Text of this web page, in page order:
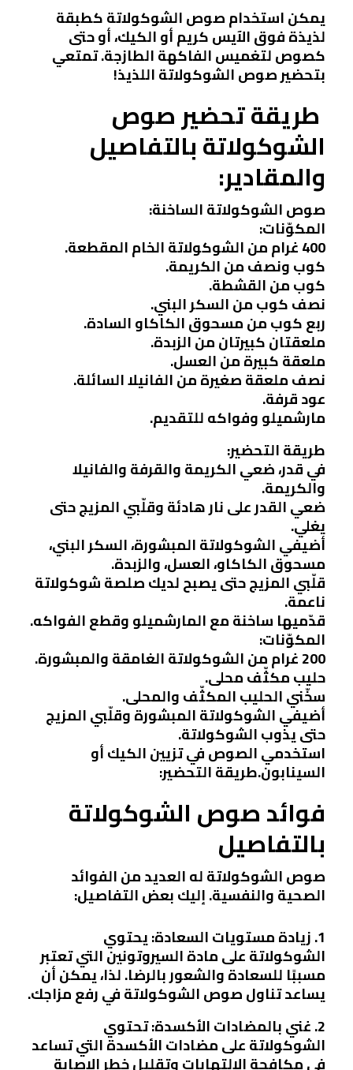
يمكن استخدام صوص الشوكولاتة كطبقة
لذيذة فوق الآيس كريم أو الكيك، أو حتى
كصوص لتغميس الفاكهة الطازجة. تمتعي
بتحضير صوص الشوكولاتة اللذيذ!
طريقة تحضير صوص
الشوكولاتة بالتفاصيل
والمقادير:
صوص الشوكولاتة الساخنة:
المكوّنات:
400 غرام من الشوكولاتة الخام المقطعة.
كوب ونصف من الكريمة.
كوب من القشطة.
نصف كوب من السكر البني.
ربع كوب من مسحوق الكاكاو السادة.
ملعقتان كبيرتان من الزبدة.
ملعقة كبيرة من العسل.
نصف ملعقة صغيرة من الفانيلا السائلة.
عود قرفة.
مارشميلو وفواكه للتقديم.
طريقة التحضير:
في قدر، ضعي الكريمة والقرفة والفانيلا
والكريمة.
ضعي القدر على نار هادئة وقلّبي المزيج حتى
يغلي.
أضيفي الشوكولاتة المبشورة، السكر البني،
مسحوق الكاكاو، العسل، والزبدة.
قلّبي المزيج حتى يصبح لديك صلصة شوكولاتة
ناعمة.
قدّميها ساخنة مع المارشميلو وقطع الفواكه.
المكوّنات:
200 غرام من الشوكولاتة الغامقة والمبشورة.
حليب مكثّف محلى.
سخّني الحليب المكثّف والمحلى.
أضيفي الشوكولاتة المبشورة وقلّبي المزيج
حتى يذوب الشوكولاتة.
استخدمي الصوص في تزيين الكيك أو
السينابون.طريقة التحضير:
فوائد صوص الشوكولاتة
بالتفاصيل
صوص الشوكولاتة له العديد من الفوائد
الصحية والنفسية. إليك بعض التفاصيل:
1. زيادة مستويات السعادة: يحتوي
الشوكولاتة على مادة السيروتونين التي تعتبر
مسببًا للسعادة والشعور بالرضا. لذا، يمكن أن
يساعد تناول صوص الشوكولاتة في رفع مزاجك.
2. غني بالمضادات الأكسدة: تحتوي
الشوكولاتة على مضادات الأكسدة التي تساعد
في مكافحة الالتهابات وتقليل خطر الإصابة